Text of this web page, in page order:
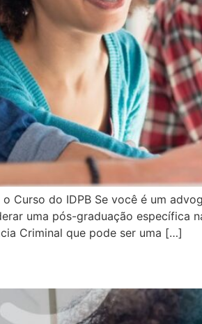
Curso do IDPB Se você é um
uma pós-graduação específica
Criminal que pode ser uma […]